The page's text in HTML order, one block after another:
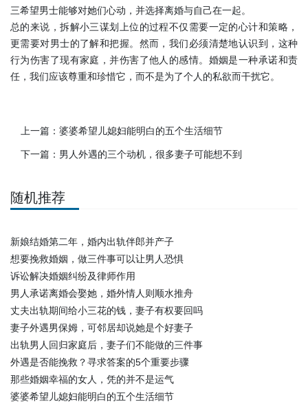
三希望男士能够对她们心动，并选择离婚与自己在一起。
总的来说，拆解小三谋划上位的过程不仅需要一定的心计和策略，
更需要对男士的了解和把握。然而，我们必须清楚地认识到，这种
行为伤害了现有家庭，并伤害了他人的感情。婚姻是一种承诺和责
任，我们应该尊重和珍惜它，而不是为了个人的私欲而干扰它。
上一篇： 婆婆希望儿媳妇能明白的五个生活细节
下一篇： 男人外遇的三个动机，很多妻子可能想不到
随机推荐
新娘结婚第二年，婚内出轨伴郎并产子
想要挽救婚姻，做三件事可以让男人恐惧
诉讼解决婚姻纠纷及律师作用
男人承诺离婚会娶她，婚外情人则顺水推舟
丈夫出轨期间给小三花的钱，妻子有权要回吗
妻子外遇男保姆，可邻居却说她是个好妻子
出轨男人回归家庭后，妻子们不能做的三件事
外遇是否能挽救？寻求答案的5个重要步骤
那些婚姻幸福的女人，凭的并不是运气
婆婆希望儿媳妇能明白的五个生活细节